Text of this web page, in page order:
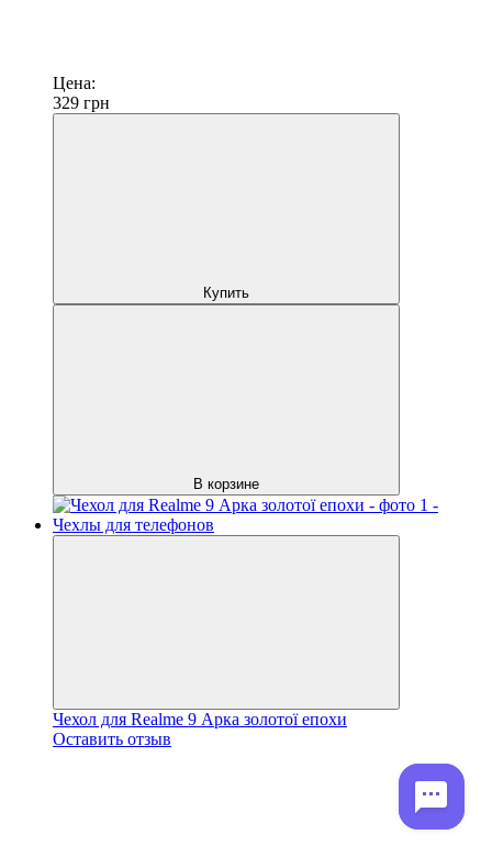
Цена:
329 грн
Купить
В корзине
Чехол для Realme 9 Арка золотої епохи
Оставить отзыв